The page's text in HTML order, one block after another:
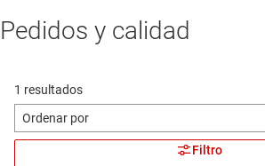
Pedidos y calidad